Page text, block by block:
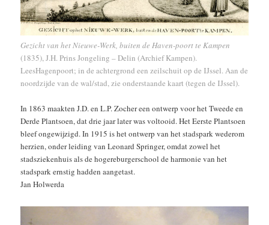
Gezicht van het Nieuwe-Werk, buiten de Haven-poort te Kampen
(1835), J.H. Prins Jongeling – Delin (Archief Kampen).
LeesHagenpoort; in de achtergrond een zeilschuit op de IJssel. Aan de
noordzijde van de wal/stad, zie onderstaande kaart (tegen de IJssel).
In 1863 maakten J.D. en L.P. Zocher een ontwerp voor het Tweede en
Derde Plantsoen, dat drie jaar later was voltooid. Het Eerste Plantsoen
bleef ongewijzigd. In 1915 is het ontwerp van het stadspark wederom
herzien, onder leiding van Leonard Springer, omdat zowel het
stadsziekenhuis als de hogereburgerschool de harmonie van het
stadspark ernstig hadden aangetast.
Jan Holwerda